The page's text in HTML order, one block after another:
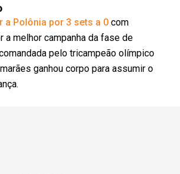
a Polônia por 3 sets a 0 com
a melhor campanha da fase de
pelo tricampeão olímpico
ganhou corpo para assumir o